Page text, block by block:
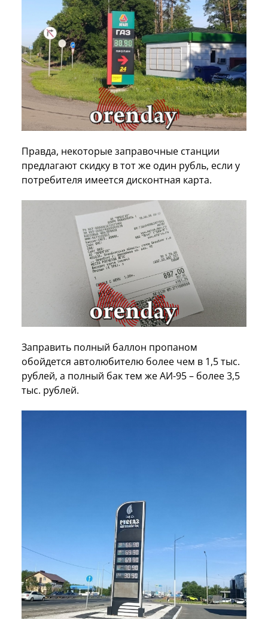
Правда, некоторые заправочные станции
предлагают скидку в тот же один рубль, если у
потребителя имеется дисконтная карта.
Заправить полный баллон пропаном
обойдется автолюбителю более чем в 1,5 тыс.
рублей, а полный бак тем же АИ-95 – более 3,5
тыс. рублей.